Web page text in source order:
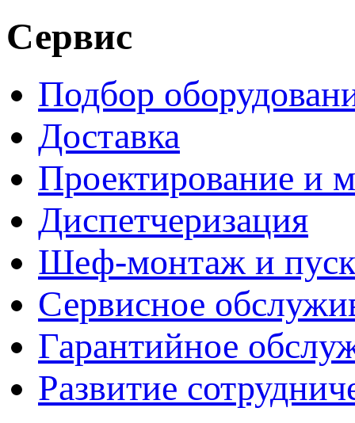
Сервис
Подбор
Доставка
Проектирование и
Диспетчеризация
Шеф-монтаж и
Сервисное
Гарантийное
Развитие